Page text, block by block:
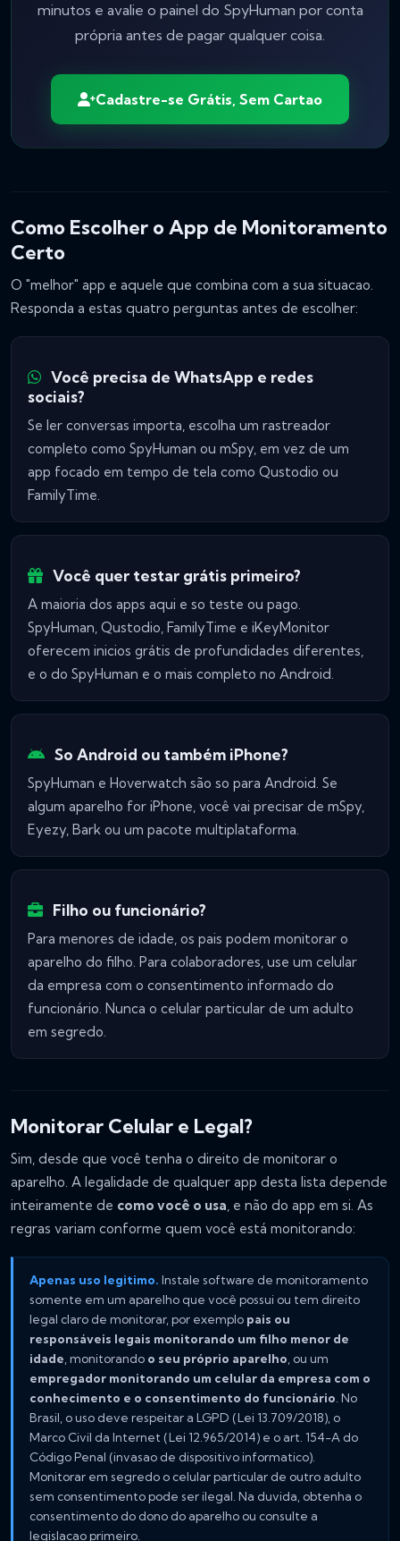
minutos e avalie o painel do SpyHuman por conta
própria antes de pagar qualquer coisa.
Cadastre-se Grátis, Sem Cartao
Como Escolher o App de Monitoramento
Certo
O "melhor" app e aquele que combina com a sua situacao.
Responda a estas quatro perguntas antes de escolher:
Você precisa de WhatsApp e redes
sociais?
Se ler conversas importa, escolha um rastreador
completo como SpyHuman ou mSpy, em vez de um
app focado em tempo de tela como Qustodio ou
FamilyTime.
Você quer testar grátis primeiro?
A maioria dos apps aqui e so teste ou pago.
SpyHuman, Qustodio, FamilyTime e iKeyMonitor
oferecem inicios grátis de profundidades diferentes,
e o do SpyHuman e o mais completo no Android.
So Android ou também iPhone?
SpyHuman e Hoverwatch são so para Android. Se
algum aparelho for iPhone, você vai precisar de mSpy,
Eyezy, Bark ou um pacote multiplataforma.
Filho ou funcionário?
Para menores de idade, os pais podem monitorar o
aparelho do filho. Para colaboradores, use um celular
da empresa com o consentimento informado do
funcionário. Nunca o celular particular de um adulto
em segredo.
Monitorar Celular e Legal?
Sim, desde que você tenha o direito de monitorar o
aparelho. A legalidade de qualquer app desta lista depende
inteiramente de como você o usa, e não do app em si. As
regras variam conforme quem você está monitorando:
Apenas uso legitimo. Instale software de monitoramento
somente em um aparelho que você possui ou tem direito
legal claro de monitorar, por exemplo pais ou
responsáveis legais monitorando um filho menor de
idade, monitorando o seu próprio aparelho, ou um
empregador monitorando um celular da empresa com o
conhecimento e o consentimento do funcionário. No
Brasil, o uso deve respeitar a LGPD (Lei 13.709/2018), o
Marco Civil da Internet (Lei 12.965/2014) e o art. 154-A do
Código Penal (invasao de dispositivo informatico).
Monitorar em segredo o celular particular de outro adulto
sem consentimento pode ser ilegal. Na duvida, obtenha o
consentimento do dono do aparelho ou consulte a
legislacao primeiro.